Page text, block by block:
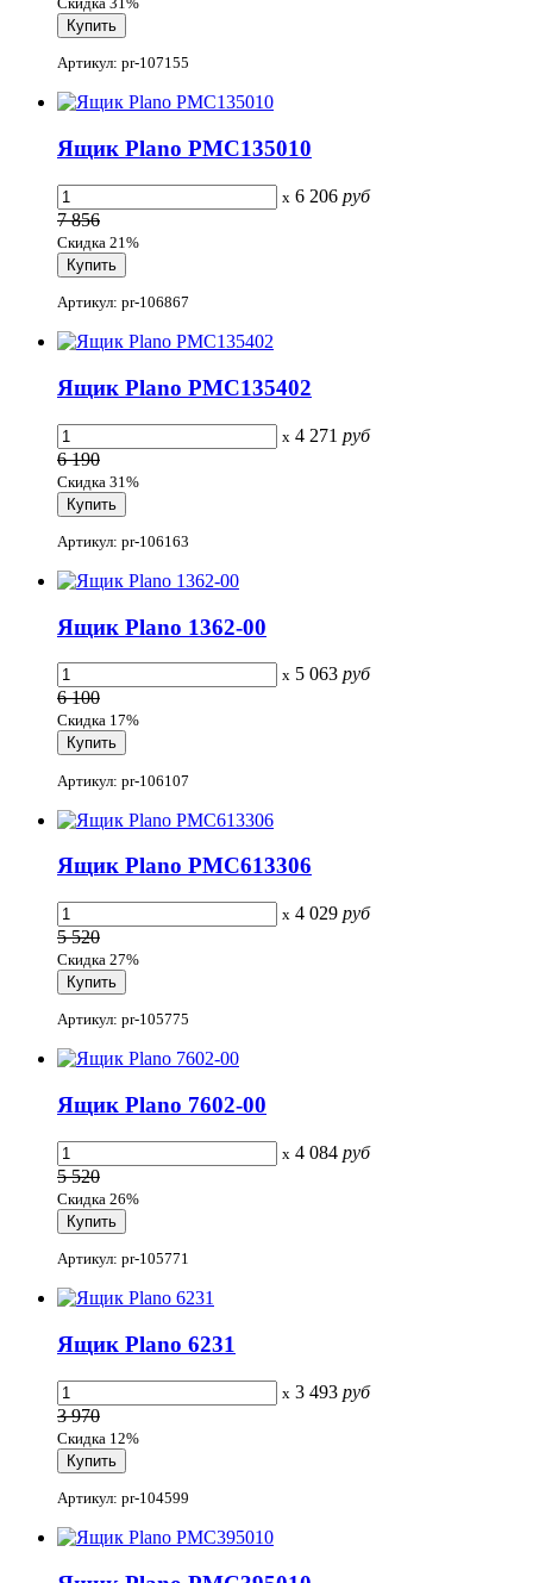
Артикул: pr-107155
Ящик Plano PMC135010
x 6 206 руб
7 856
Скидка 21%
Артикул: pr-106867
Ящик Plano PMC135402
x 4 271 руб
6 190
Скидка 31%
Артикул: pr-106163
Ящик Plano 1362-00
x 5 063 руб
6 100
Скидка 17%
Артикул: pr-106107
Ящик Plano PMC613306
x 4 029 руб
5 520
Скидка 27%
Артикул: pr-105775
Ящик Plano 7602-00
x 4 084 руб
5 520
Скидка 26%
Артикул: pr-105771
Ящик Plano 6231
x 3 493 руб
3 970
Скидка 12%
Артикул: pr-104599